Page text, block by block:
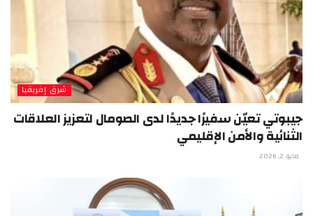
شرق إفريقيا
جيبوتي تعيّن سفيرًا جديدًا لدى الصومال لتعزيز العلاقات
الثنائية والأمن الإقليمي
مايو 2, 2026